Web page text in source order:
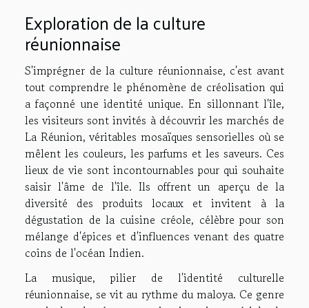
Exploration de la culture
réunionnaise
S'imprégner de la culture réunionnaise, c'est avant
tout comprendre le phénomène de créolisation qui
a façonné une identité unique. En sillonnant l'île,
les visiteurs sont invités à découvrir les marchés de
La Réunion, véritables mosaïques sensorielles où se
mêlent les couleurs, les parfums et les saveurs. Ces
lieux de vie sont incontournables pour qui souhaite
saisir l'âme de l'île. Ils offrent un aperçu de la
diversité des produits locaux et invitent à la
dégustation de la cuisine créole, célèbre pour son
mélange d'épices et d'influences venant des quatre
coins de l'océan Indien.
La musique, pilier de l'identité culturelle
réunionnaise, se vit au rythme du maloya. Ce genre